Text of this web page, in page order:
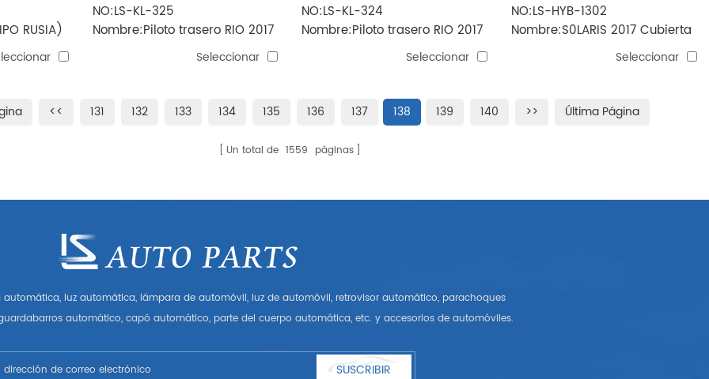
RUSIA)
NO:LS-KL-325
Nombre:Piloto trasero RIO 2017
Seleccionar
NO:LS-KL-324
Nombre:Piloto trasero RIO 2017
Seleccionar
NO:LS-HYB-1302
Nombre:S0LARIS 2017 Cubierta
Seleccionar
<< 131 132 133 134 135 136 137 138 139 140 >> Última Página
Un total de 1559 páginas
automática, luz automática, lámpara de automóvil, luz de automóvil, retrovisor automático, parachoques
automático, capó automático, parte del cuerpo automática, etc. y accesorios de automóviles.
SUSCRIBIR